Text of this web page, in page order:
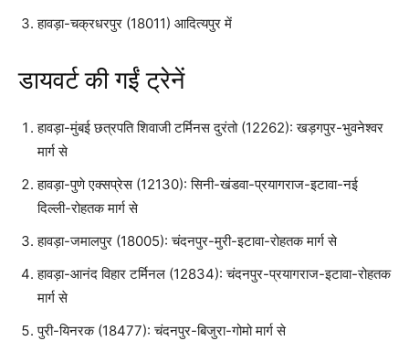
हावड़ा-चक्रधरपुर (18011) आदित्यपुर में
डायवर्ट की गईं ट्रेनें
हावड़ा-मुंबई छत्रपति शिवाजी टर्मिनस दुरंतो (12262): खड़गपुर-भुवनेश्वर
मार्ग से
हावड़ा-पुणे एक्सप्रेस (12130): सिनी-खंडवा-प्रयागराज-इटावा-नई
दिल्ली-रोहतक मार्ग से
हावड़ा-जमालपुर (18005): चंदनपुर-मुरी-इटावा-रोहतक मार्ग से
हावड़ा-आनंद विहार टर्मिनल (12834): चंदनपुर-प्रयागराज-इटावा-रोहतक
मार्ग से
पुरी-यिनरक (18477): चंदनपुर-बिजुरा-गोमो मार्ग से